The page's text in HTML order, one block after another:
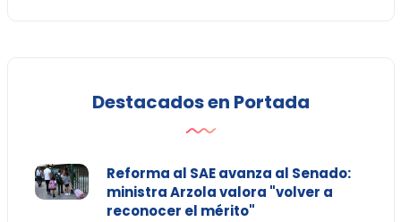
Destacados en Portada
Reforma al SAE avanza al Senado:
ministra Arzola valora "volver a
reconocer el mérito"